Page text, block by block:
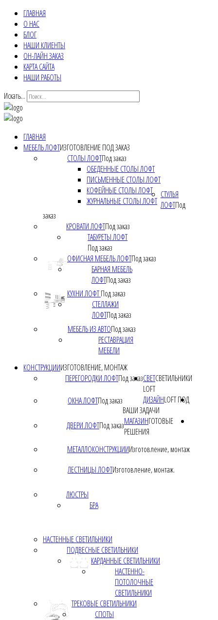
ГЛАВНАЯ
О НАС
БЛОГ
НАШИ КЛИЕНТЫ
ОН-ЛАЙН ЗАКАЗ
КАРТА САЙТА
НАШИ РАБОТЫ
Искать...
ГЛАВНАЯ
МЕБЕЛЬ ЛОФТИЗГОТОВЛЕНИЕ ПОД ЗАКАЗ
СТОЛЫ ЛОФТПод заказ
ОБЕДЕННЫЕ СТОЛЫ ЛОФТ
ПИСЬМЕННЫЕ СТОЛЫ ЛОФТ
КОФЕЙНЫЕ СТОЛЫ ЛОФТ
ЖУРНАЛЬНЫЕ СТОЛЫ ЛОФТ
СТУЛЬЯ
ЛОФТПод
заказ
КРОВАТИ ЛОФТПод заказ
ТАБУРЕТЫ ЛОФТ
Под заказ
ОФИСНАЯ МЕБЕЛЬ ЛОФТПод заказ
БАРНАЯ МЕБЕЛЬ
ЛОФТПод заказ
КУХНИ ЛОФТПод заказ
СТЕЛЛАЖИ
ЛОФТПод заказ
МЕБЕЛЬ ИЗ АВТОПод заказ
РЕСТАВРАЦИЯ
МЕБЕЛИ
КОНСТРУКЦИИИЗГОТОВЛЕНИЕ, МОНТАЖ
ПЕРЕГОРОДКИ ЛОФТПод заказ
ОКНА ЛОФТПод заказ
ДВЕРИ ЛОФТПод заказ
МЕТАЛЛОКОНСТРУКЦИИИзготовление, монтаж
ЛЕСТНИЦЫ ЛОФТИзготовление, монтаж.
СВЕТСВЕТИЛЬНИКИ
LOFT
ЛЮСТРЫ
БРА
НАСТЕННЫЕ СВЕТИЛЬНИКИ
ПОДВЕСНЫЕ СВЕТИЛЬНИКИ
КАРДАННЫЕ СВЕТИЛЬНИКИ
НАСТЕННО-
ПОТОЛОЧНЫЕ
СВЕТИЛЬНИКИ
ТРЕКОВЫЕ СВЕТИЛЬНИКИ
СПОТЫ
ДИЗАЙНLOFT ПОД
ВАШИ ЗАДАЧИ
МАГАЗИНГОТОВЫЕ
РЕШЕНИЯ